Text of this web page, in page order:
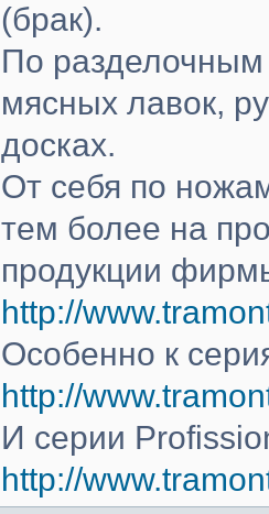
(брак).
По разделочным
мясных лавок,
досках.
От себя по
тем более на
продукции
http://
Особенно к
http://
И серии
http://